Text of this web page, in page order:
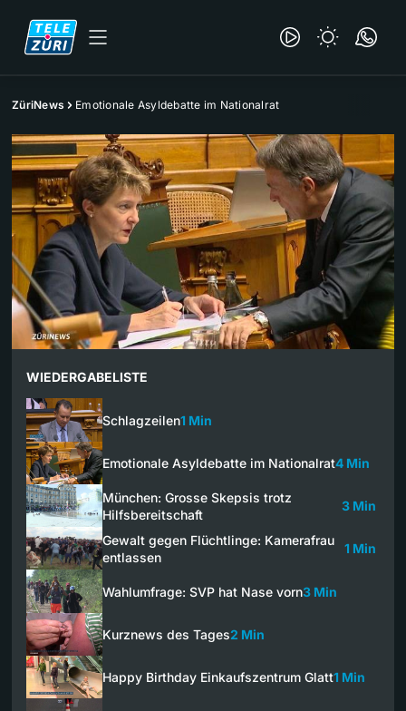
ZüriNews Emotionale Asyldebatte im Nationalrat
WIEDERGABELISTE
Schlagzeilen1 Min
Emotionale Asyldebatte im Nationalrat4 Min
München: Grosse Skepsis trotz
Hilfsbereitschaft
3 Min
Gewalt gegen Flüchtlinge: Kamerafrau
entlassen
1 Min
Wahlumfrage: SVP hat Nase vorn3 Min
Kurznews des Tages2 Min
Happy Birthday Einkaufszentrum Glatt1 Min